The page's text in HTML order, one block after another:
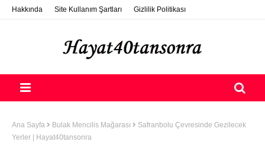
Hakkında Site Kullanım Şartları Gizlilik Politikası
Ana Sayfa Bulak Mencilis Mağarası
Safranbolu Çevresinde Gezilecek
Yerler | Hayat40tansonra